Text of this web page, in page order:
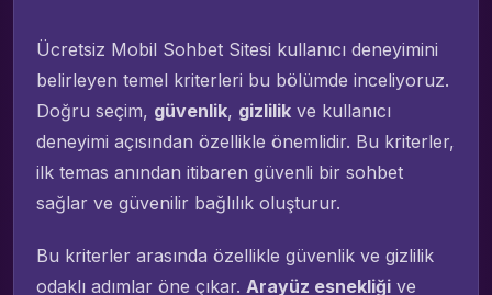
Ücretsiz Mobil Sohbet Sitesi kullanıcı deneyimini
belirleyen temel kriterleri bu bölümde inceliyoruz.
Doğru seçim, güvenlik, gizlilik ve kullanıcı
deneyimi açısından özellikle önemlidir. Bu kriterler,
ilk temas anından itibaren güvenli bir sohbet
sağlar ve güvenilir bağlılık oluşturur.
Bu kriterler arasında özellikle güvenlik ve gizlilik
odaklı adımlar öne çıkar. Arayüz esnekliği ve